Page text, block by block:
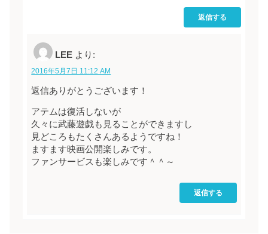
返信する
LEE より:
2016年5月7日 11:12 AM
返信ありがとうございます！
アテムは復活しないが
久々に武藤遊戯も見ることができますし
見どころもたくさんあるようですね！
ますます映画公開楽しみです。
ファンサービスも楽しみです＾＾～
返信する